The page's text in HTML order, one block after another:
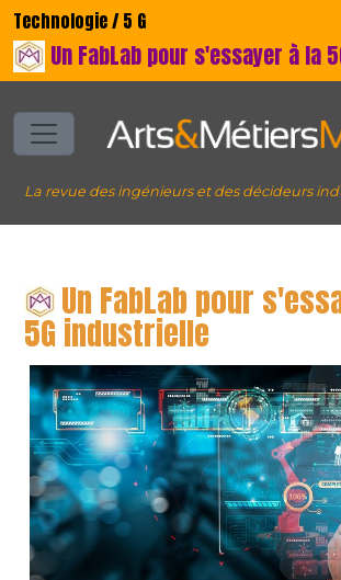
Technologie / 5 G
Un FabLab pour s'essayer à la
La revue des ingénieurs et des décideurs
Un FabLab pour
5G industrielle